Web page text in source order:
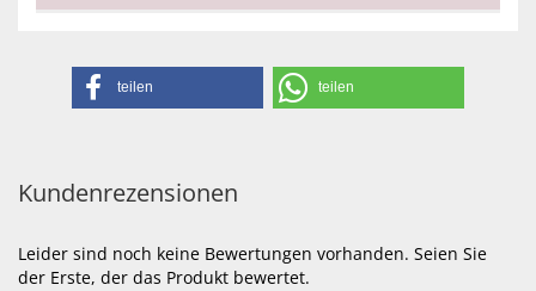
teilen teilen
Kundenrezensionen
Leider sind noch keine Bewertungen vorhanden. Seien Sie
der Erste, der das Produkt bewertet.